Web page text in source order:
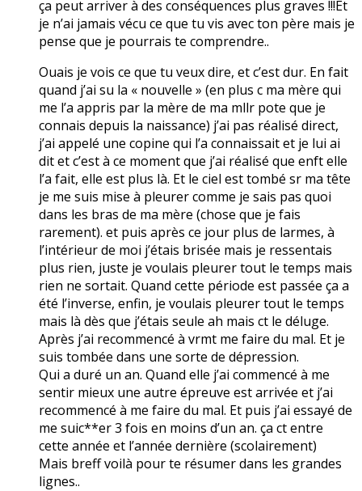
ça peut arriver à des conséquences plus graves !!!Et
je n’ai jamais vécu ce que tu vis avec ton père mais je
pense que je pourrais te comprendre..
Ouais je vois ce que tu veux dire, et c’est dur. En fait
quand j’ai su la « nouvelle » (en plus c ma mère qui
me l’a appris par la mère de ma mllr pote que je
connais depuis la naissance) j’ai pas réalisé direct,
j’ai appelé une copine qui l’a connaissait et je lui ai
dit et c’est à ce moment que j’ai réalisé que enft elle
l’a fait, elle est plus là. Et le ciel est tombé sr ma tête
je me suis mise à pleurer comme je sais pas quoi
dans les bras de ma mère (chose que je fais
rarement). et puis après ce jour plus de larmes, à
l’intérieur de moi j’étais brisée mais je ressentais
plus rien, juste je voulais pleurer tout le temps mais
rien ne sortait. Quand cette période est passée ça a
été l’inverse, enfin, je voulais pleurer tout le temps
mais là dès que j’étais seule ah mais ct le déluge.
Après j’ai recommencé à vrmt me faire du mal. Et je
suis tombée dans une sorte de dépression.
Qui a duré un an. Quand elle j’ai commencé à me
sentir mieux une autre épreuve est arrivée et j’ai
recommencé à me faire du mal. Et puis j’ai essayé de
me suic**er 3 fois en moins d’un an. ça ct entre
cette année et l’année dernière (scolairement)
Mais breff voilà pour te résumer dans les grandes
lignes..